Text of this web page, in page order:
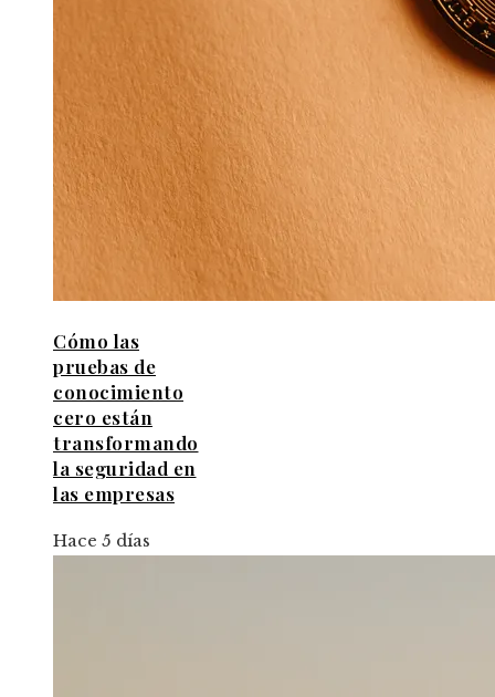
Cómo las
pruebas de
conocimiento
cero están
transformando
la seguridad en
las empresas
Hace 5 días